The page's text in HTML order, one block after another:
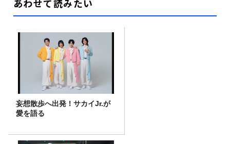
あわせて読みたい
妄想散歩へ出発！サカイJr.が
愛を語る